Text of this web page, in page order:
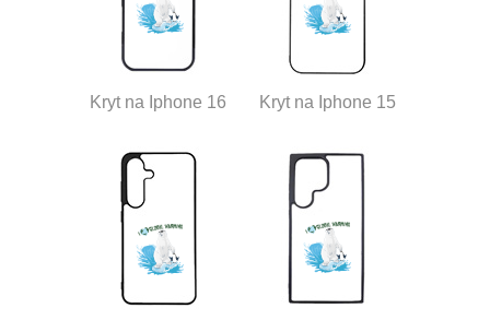
Kryt na Iphone 16 Kryt na Iphone 15